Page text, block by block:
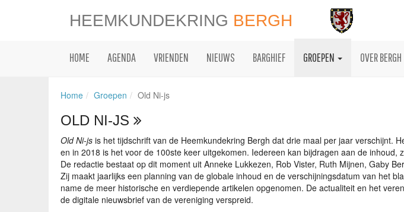
HEEMKUNDEKRING BERGH
HOME AGENDA VRIENDEN NIEUWS BARGHIEF GROEPEN OVER BERGH
Home Groepen Old Ni-js
OLD NI-JS
Old Ni-js is het tijdschrift van de Heemkundekring Bergh dat drie maal per jaar verschijnt.
en in 2018 is het voor de 100ste keer uitgekomen. Iedereen kan bijdragen aan de inhoud,
De redactie bestaat op dit moment uit Anneke Lukkezen, Rob Vister, Ruth Mijnen, Gaby
Zij maakt jaarlijks een planning van de globale inhoud en de verschijningsdatum van het
name de meer historische en verdiepende artikelen opgenomen. De actualiteit en het
de digitale nieuwsbrief van de vereniging verspreid.